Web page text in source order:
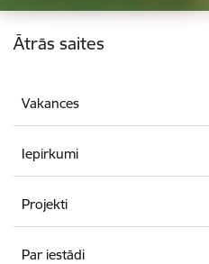
Kājene
Ātrās saites
Vakances
Iepirkumi
Projekti
Par iestādi